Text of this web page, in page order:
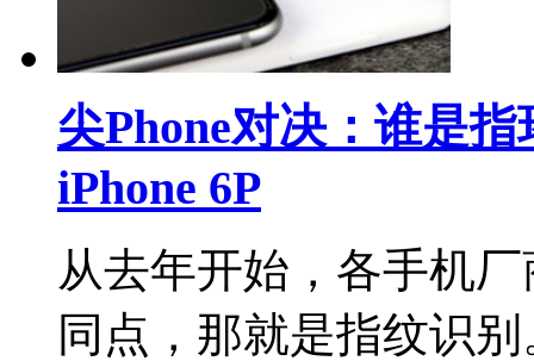
尖Phone对决：谁是
iPhone 6P
从去年开始，各手机
同点，那就是指纹识